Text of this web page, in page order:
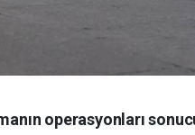
operasyonları